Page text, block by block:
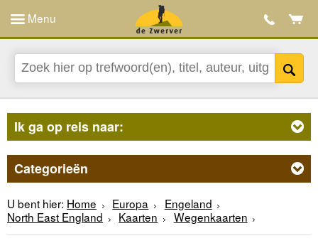
Menu
Ik ga op reis naar:
Categorieën
U bent hier: Home Europa
Engeland
North East England
Kaarten Wegenkaarten